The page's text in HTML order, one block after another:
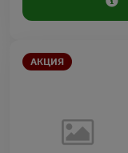
АКЦИЯ